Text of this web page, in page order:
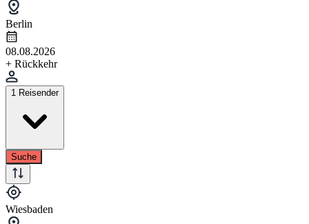
Berlin
08.08.2026
+ Rückkehr
1 Reisender
Suche
Wiesbaden